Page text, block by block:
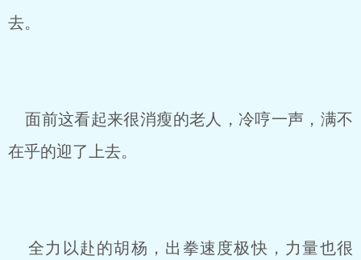
去。
面前这看起来很消瘦的老人，冷哼一声，满不
在乎的迎了上去。
全力以赴的胡杨，出拳速度极快，力量也很